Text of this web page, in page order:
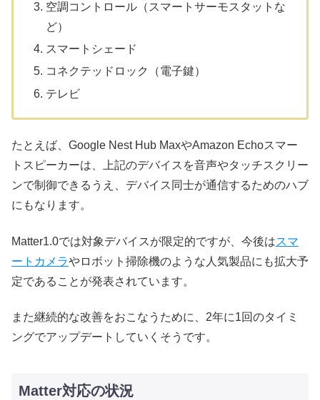
空調コントロール（スマートサーモスタットな
ど）
スマートシェード
コネクテッドロック（電子鍵）
テレビ
たとえば、Google Nest Hub MaxやAmazon Echoスマー
トスピーカーは、上記のデバイスを音声やタッチスクリー
ンで制御できるうえ、デバイス同士が通信するためのハブ
にもなります。
Matter1.0では対象デバイスが限定的ですが、今後はスマ
ートカメラやロボット掃除機のような人気製品にも拡大予
定であることが発表されています。
また継続的な改善をおこなうために、2年に1回のタイミ
ングでアップデートしていくそうです。
Matter対応の状況